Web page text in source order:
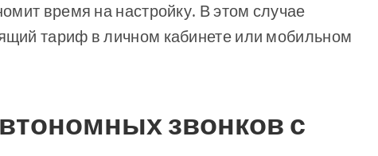
время на настройку. В этом случае
тариф в личном кабинете или мобильном
звонков с